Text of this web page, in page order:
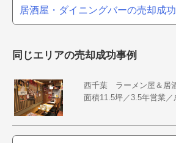
居酒屋・ダイニングバーの売却成
同じエリアの売却成功事例
西千葉 ラーメン屋＆居
面積11.5坪／3.5年営業／